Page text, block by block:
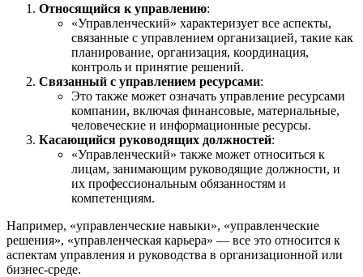
Относящийся к управлению:
«Управленческий» характеризует все аспекты,
связанные с управлением организацией, такие как
планирование, организация, координация,
контроль и принятие решений.
Связанный с управлением ресурсами:
Это также может означать управление ресурсами
компании, включая финансовые, материальные,
человеческие и информационные ресурсы.
Касающийся руководящих должностей:
«Управленческий» также может относиться к
лицам, занимающим руководящие должности, и
их профессиональным обязанностям и
компетенциям.
Например, «управленческие навыки», «управленческие
решения», «управленческая карьера» — все это относится к
аспектам управления и руководства в организационной или
бизнес-среде.